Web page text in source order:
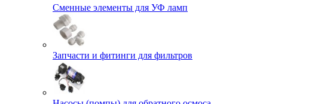
Сменные элементы для УФ ламп
Запчасти и фитинги для фильтров